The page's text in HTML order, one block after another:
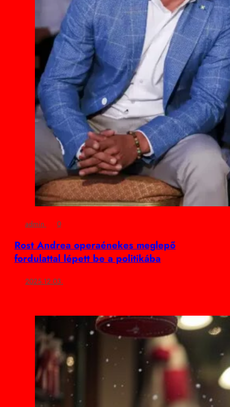
admin 0
Rost Andrea operaénekes meglepő
fordulattal lépett be a politikába
2025.12.03.